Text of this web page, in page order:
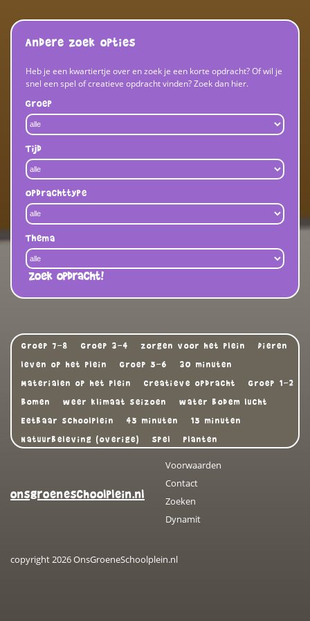
Andere zoek opties
Heb je een kwartiertje over en zoek je een korte opdracht? Of wil je
snel een spel of creatieve opdracht vinden? Zoek dan hier.
Groep
Tijd
Opdrachttype
Thema
Zoek opdracht!
Groep 7-8 Groep 3-4 zorgen voor het plein
Dieren
leven op het plein
Groep 5-6
30 minuten
Materialen op het plein
Creatieve opdracht
Groep 1-2
Bomen
weer klimaat seizoen
water bodem lucht
Eetbaar schoolplein
45 minuten
15 minuten
Natuurbeleving (overige)
Spel Planten
onsgroeneschoolplein.nl
Voorwaarden
Contact
Zoeken
Dynamit
copyright 2026 OnsGroeneSchoolplein.nl